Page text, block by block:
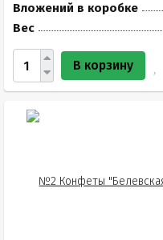
Вложений в коробке
Вес
В корзину